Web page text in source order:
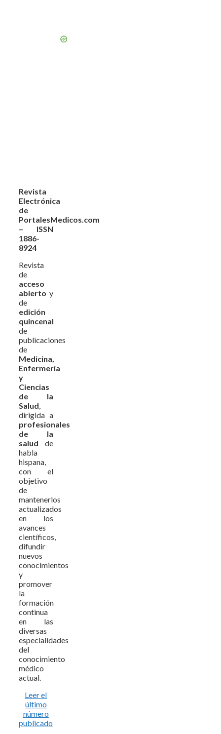
Revista
Electrónica
de
PortalesMedicos.com
– ISSN
1886-
8924
Revista
de
acceso
abierto y
de
edición
quincenal
de
publicaciones
de
Medicina,
Enfermería
y
Ciencias
de la
Salud,
dirigida a
profesionales
de la
salud de
habla
hispana,
con el
objetivo
de
mantenerlos
actualizados
en los
avances
científicos,
difundir
nuevos
conocimientos
y
promover
la
formación
continua
en las
diversas
especialidades
del
conocimiento
médico
actual.
Leer el
último
número
publicado